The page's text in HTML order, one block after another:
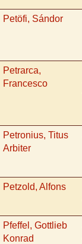
Petöfi, Sándor
Petrarca,
Francesco
Petronius, Titus
Arbiter
Petzold, Alfons
Pfeffel, Gottlieb
Konrad